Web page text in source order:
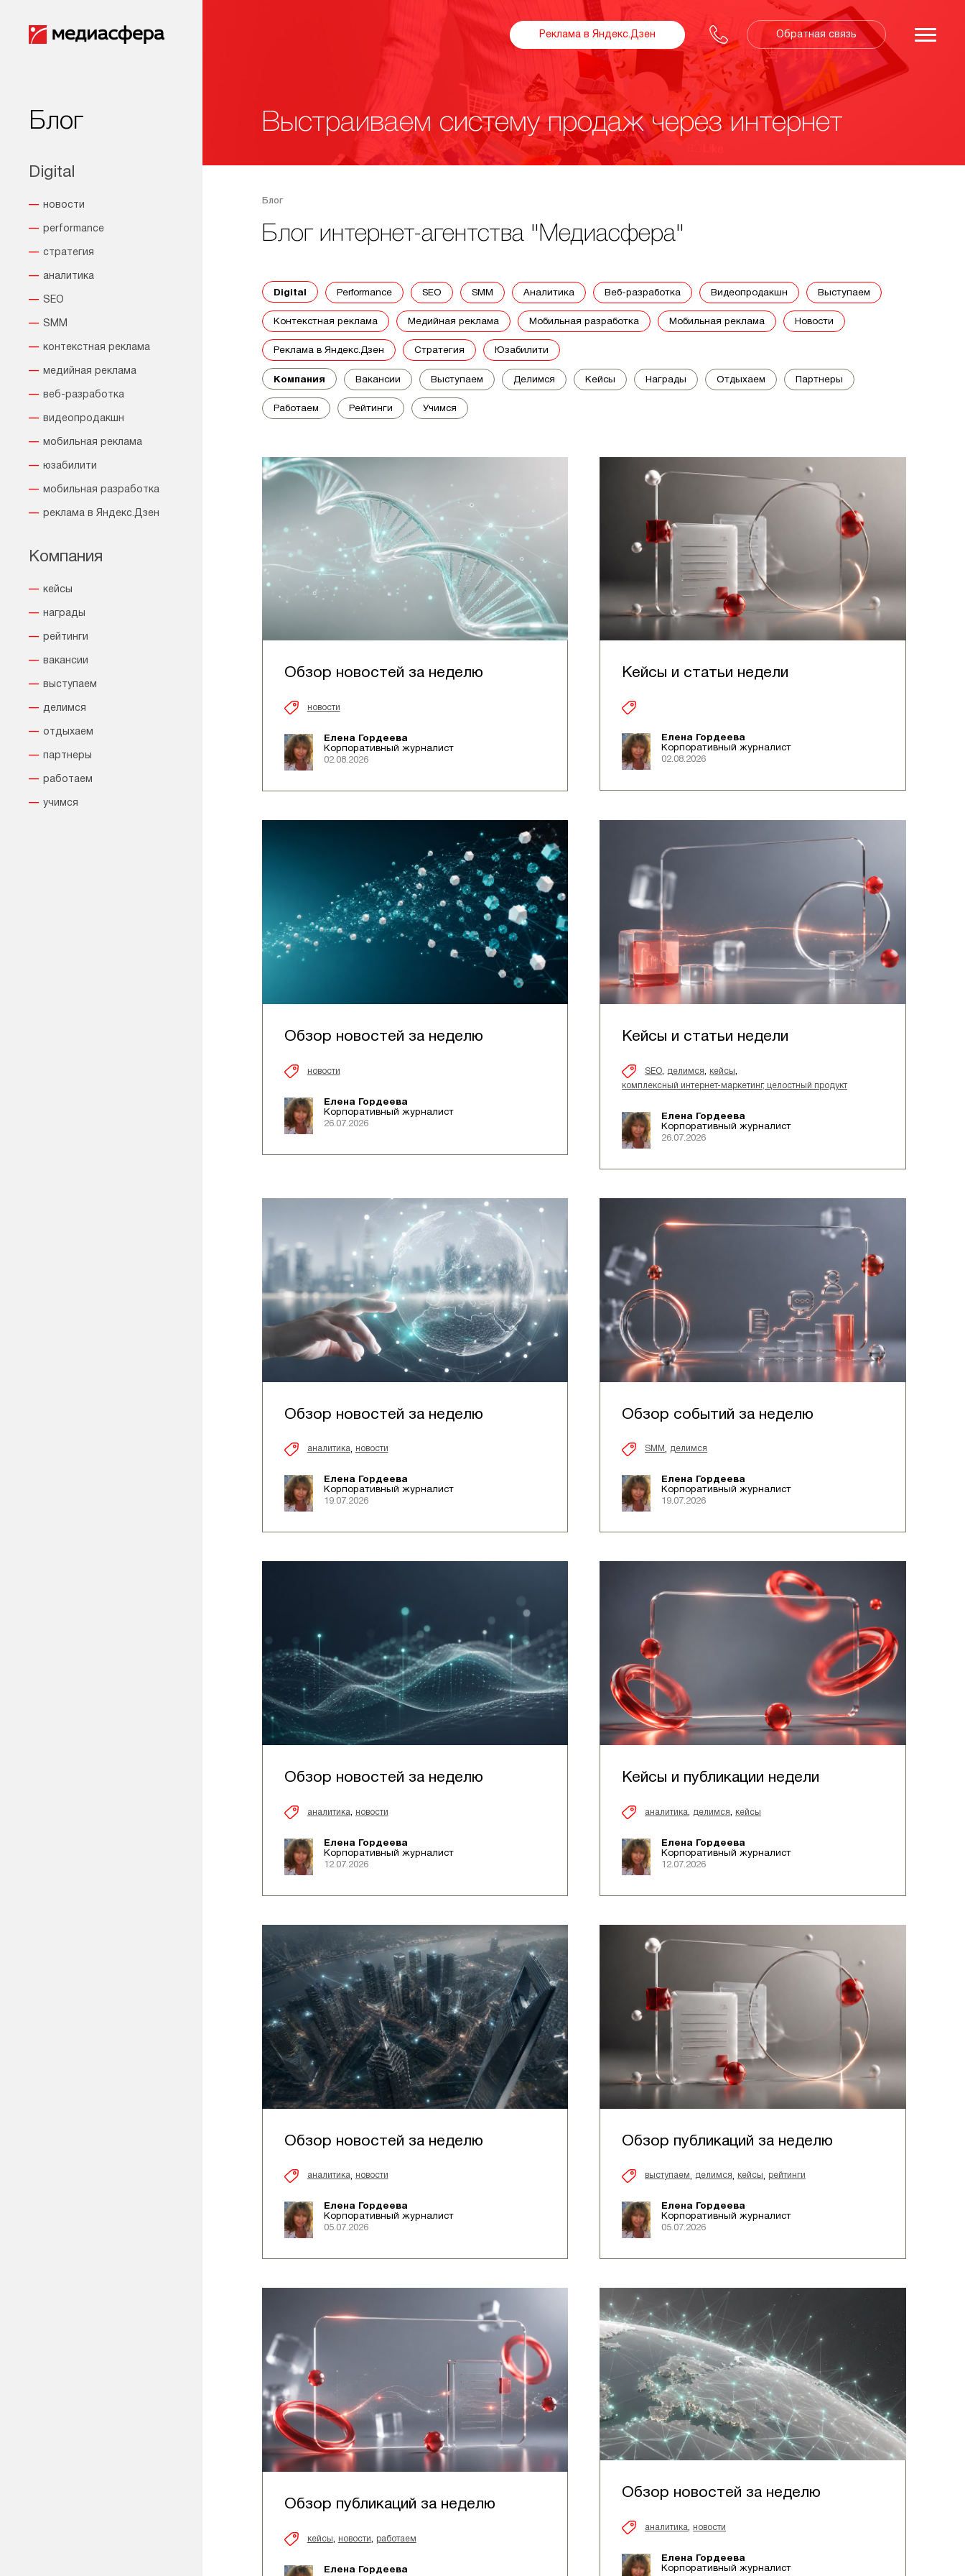
Реклама в Яндекс.Дзен Обратная связь
Блог
Digital
новости
performance
стратегия
аналитика
SEO
SMM
контекстная реклама
медийная реклама
веб-разработка
видеопродакшн
мобильная реклама
юзабилити
мобильная разработка
реклама в Яндекс.Дзен
Компания
кейсы
награды
рейтинги
вакансии
выступаем
делимся
отдыхаем
партнеры
работаем
учимся
Выстраиваем систему продаж через интернет
Блог
Блог интернет-агентства "Медиасфера"
Digital performance SEO SMM аналитика веб-разработка видеопродакшн выступаем
контекстная реклама медийная реклама мобильная разработка мобильная реклама новости
реклама в Яндекс.Дзен стратегия юзабилити
Компания вакансии выступаем делимся кейсы награды отдыхаем партнеры
работаем рейтинги учимся
Обзор новостей за неделю
новости
Елена Гордеева
Корпоративный журналист
02.08.2026
Кейсы и статьи недели
Елена Гордеева
Корпоративный журналист
02.08.2026
Обзор новостей за неделю
новости
Елена Гордеева
Корпоративный журналист
26.07.2026
Кейсы и статьи недели
SEO делимся кейсы
комплексный интернет-маркетинг, целостный продукт
Елена Гордеева
Корпоративный журналист
26.07.2026
Обзор новостей за неделю
аналитика, новости
Елена Гордеева
Корпоративный журналист
19.07.2026
Обзор событий за неделю
SMM делимся
Елена Гордеева
Корпоративный журналист
19.07.2026
Обзор новостей за неделю
аналитика, новости
Елена Гордеева
Корпоративный журналист
12.07.2026
Кейсы и публикации недели
аналитика, делимся, кейсы
Елена Гордеева
Корпоративный журналист
12.07.2026
Обзор новостей за неделю
аналитика, новости
Елена Гордеева
Корпоративный журналист
05.07.2026
Обзор публикаций за неделю
выступаем делимся кейсы рейтинги
Елена Гордеева
Корпоративный журналист
05.07.2026
Обзор публикаций за неделю
кейсы, новости, работаем
Елена Гордеева
Обзор новостей за неделю
аналитика, новости
Елена Гордеева
Корпоративный журналист